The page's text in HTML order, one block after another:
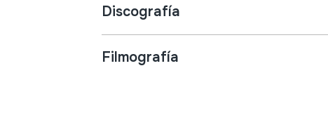
Discografía
Filmografía